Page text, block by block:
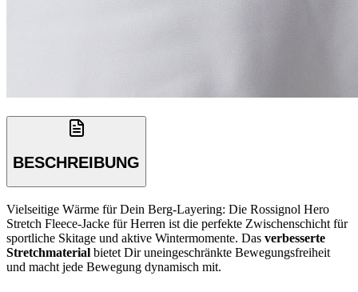
BESCHREIBUNG
Vielseitige Wärme für Dein Berg-Layering: Die Rossignol Hero
Stretch Fleece-Jacke für Herren ist die perfekte Zwischenschicht für
sportliche Skitage und aktive Wintermomente. Das verbesserte
Stretchmaterial bietet Dir uneingeschränkte Bewegungsfreiheit
und macht jede Bewegung dynamisch mit.